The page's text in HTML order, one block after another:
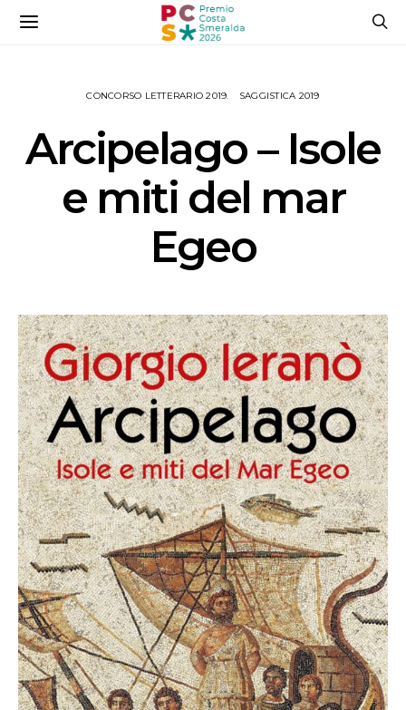
CONCORSO LETTERARIO 2019 SAGGISTICA 2019
Arcipelago – Isole
e miti del mar
Egeo